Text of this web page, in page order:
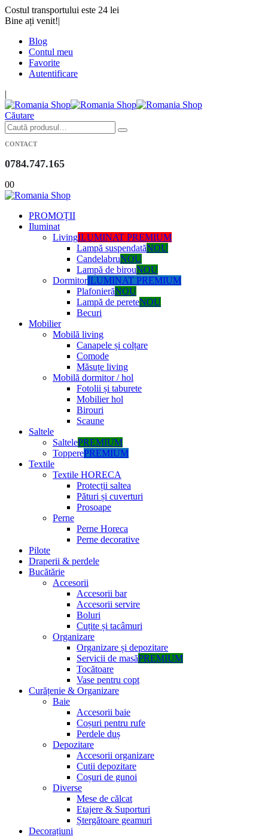
Costul transportului este 24 lei
Bine ați venit!|
Blog
Contul meu
Favorite
Autentificare
|
Căutare
CONTACT
0784.747.165
00
PROMOȚII
Iluminat
LivingILUMINAT PREMIUM
Lampă suspendatăNOU
CandelabruNOU
Lampă de birouNOU
DormitorILUMINAT PREMIUM
PlafonierăNOU
Lampă de pereteNOU
Becuri
Mobilier
Mobilă living
Canapele și colțare
Comode
Măsuțe living
Mobilă dormitor / hol
Fotolii și taburete
Mobilier hol
Birouri
Scaune
Saltele
SaltelePREMIUM
TopperePREMIUM
Textile
Textile HORECA
Protecții saltea
Pături și cuverturi
Prosoape
Perne
Perne Horeca
Perne decorative
Pilote
Draperii & perdele
Bucătărie
Accesorii
Accesorii bar
Accesorii servire
Boluri
Cuțite și tacâmuri
Organizare
Organizare și depozitare
Servicii de masăPREMIUM
Tocătoare
Vase pentru copt
Curățenie & Organizare
Baie
Accesorii baie
Coșuri pentru rufe
Perdele duș
Depozitare
Accesorii organizare
Cutii depozitare
Coșuri de gunoi
Diverse
Mese de călcat
Etajere & Suporturi
Ștergătoare geamuri
Decorațiuni